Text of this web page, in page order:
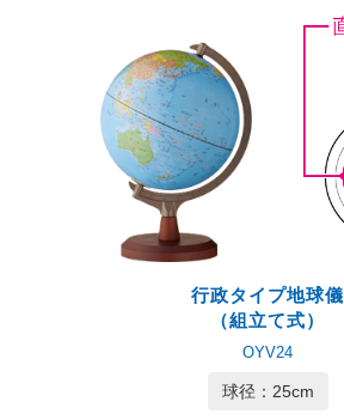
行政タイプ地球儀
（組立て式）
OYV24
球径：25cm